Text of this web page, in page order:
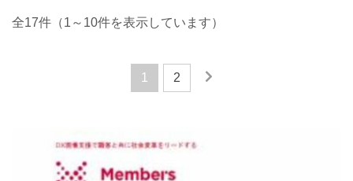
全17件（1～10件を表示しています）
1 2